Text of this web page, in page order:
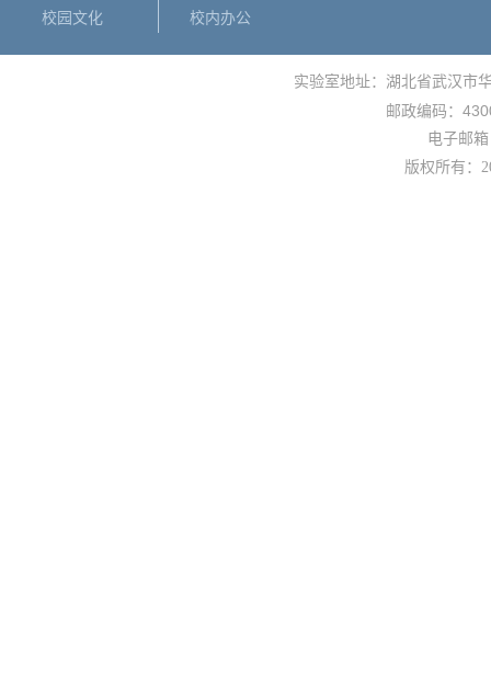
校园文化
校内办公
实验室地址：湖北省武汉市
邮政编码：
电子邮
版权所有：